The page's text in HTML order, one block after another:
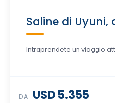
Saline di
Intraprendete un viaggio
DA USD 5.355